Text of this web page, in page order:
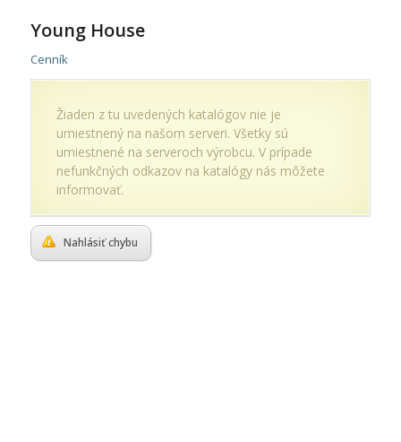
Young House
Cenník
Žiaden z tu uvedených katalógov nie je
umiestnený na našom serveri. Všetky sú
umiestnené na serveroch výrobcu. V prípade
nefunkčných odkazov na katalógy nás môžete
informovať.
Nahlásiť chybu